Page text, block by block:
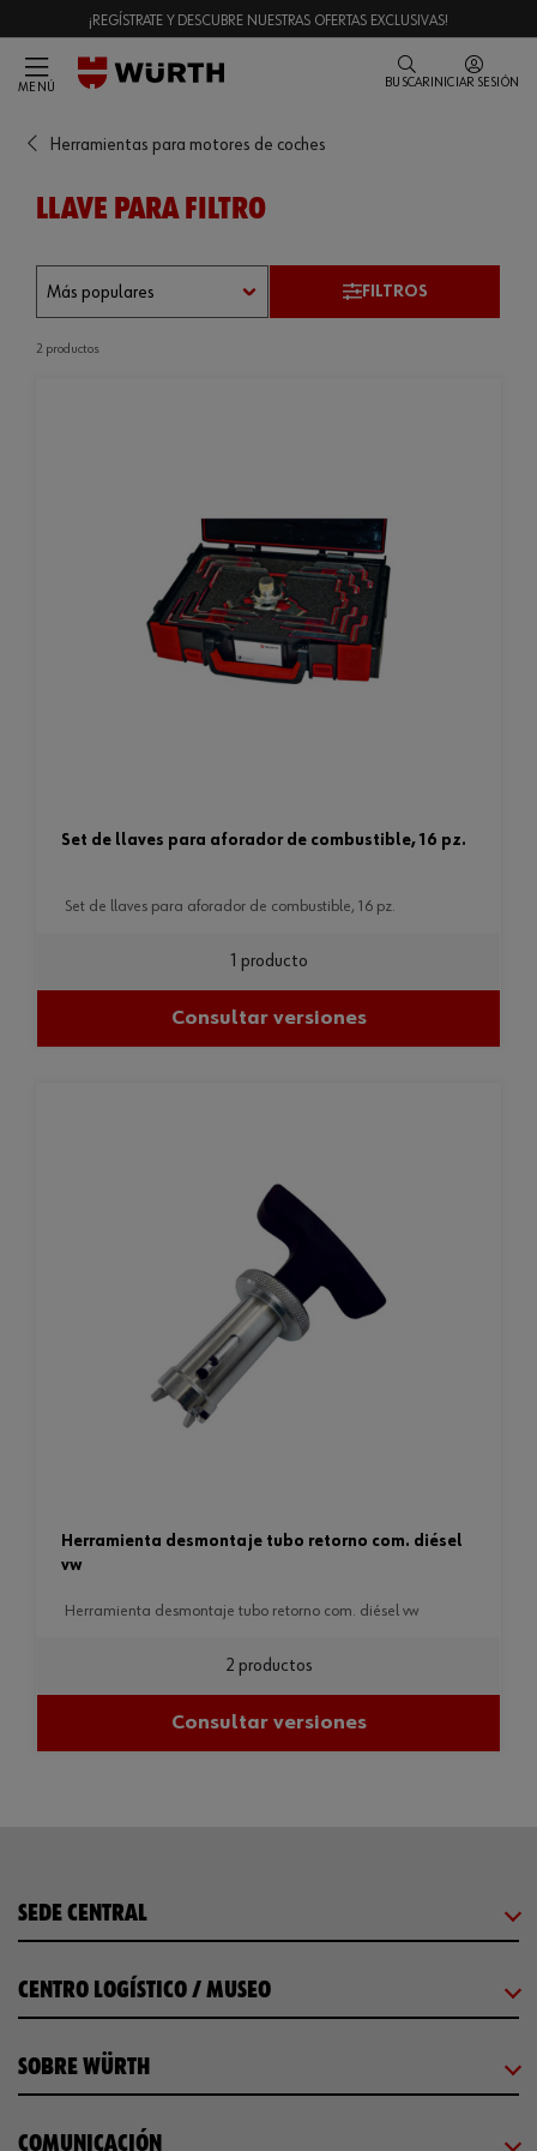
¡REGÍSTRATE Y DESCUBRE NUESTRAS OFERTAS EXCLUSIVAS!
MENÚ BUSCAR INICIAR SESIÓN
Herramientas para motores de coches
LLAVE PARA FILTRO
FILTROS
2 productos
set de llaves para aforador de combustible, 16 pz.
set de llaves para aforador de combustible, 16 pz.
1 producto
Consultar versiones
herramienta desmontaje tubo retorno com. diésel
vw
herramienta desmontaje tubo retorno com. diésel vw
2 productos
Consultar versiones
SEDE CENTRAL
CENTRO LOGÍSTICO / MUSEO
SOBRE WÜRTH
COMUNICACIÓN